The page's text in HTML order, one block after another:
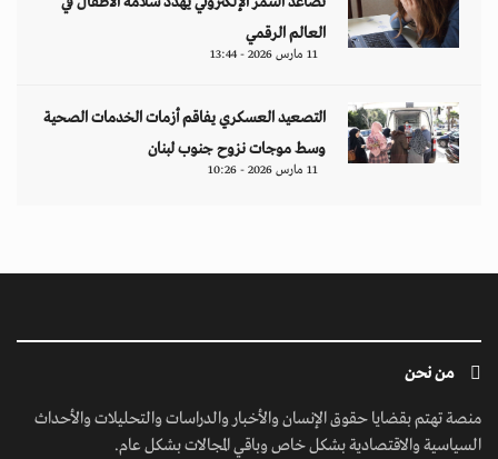
العالم الرقمي
11 مارس 2026 - 13:44
التصعيد العسكري يفاقم أزمات الخدمات الصحية
وسط موجات نزوح جنوب لبنان
11 مارس 2026 - 10:26
من نحن
منصة تهتم بقضايا حقوق الإنسان والأخبار والدراسات والتحليلات والأحداث
السياسية والاقتصادية بشكل خاص وباقي المجالات بشكل عام.